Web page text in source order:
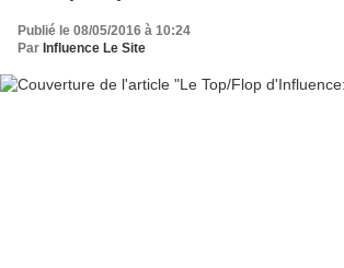
Publié le 08/05/2016 à 10:24
Par Influence Le Site